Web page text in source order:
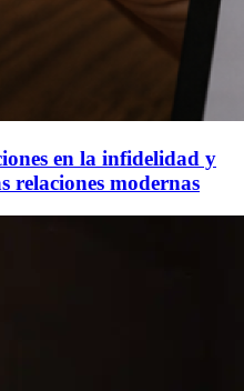
en la infidelidad y
relaciones modernas